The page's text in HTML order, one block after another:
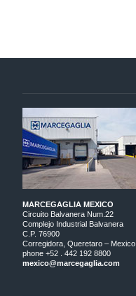
MARCEGAGLIA MEXICO
Circuito Balvanera Num.22
Complejo Industrial Balvanera
C.P. 76900
Corregidora, Queretaro – Mexico
phone +52 . 442 192 8800
mexico@marcegaglia.com